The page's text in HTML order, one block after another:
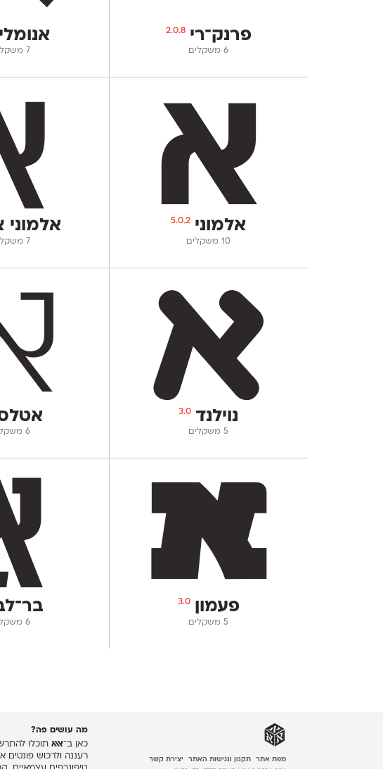
פרנק־רי2.0.8
‫6 משקלים ‫7 משקלים
אלמוני 5.0.2
‫10 משקלים
אלמוני
‫7 משקלים
נוילנד 3.0
‫5 משקלים ‫6 משקלים
פעמון3.0
‫5 משקלים ‫6 משקלים
מה עושים פה?
כאן ב־אאאתוכלו
רעננה ולרכוש פונטים
מפת אתר תקנון ונגישות האתר יצירת קשר